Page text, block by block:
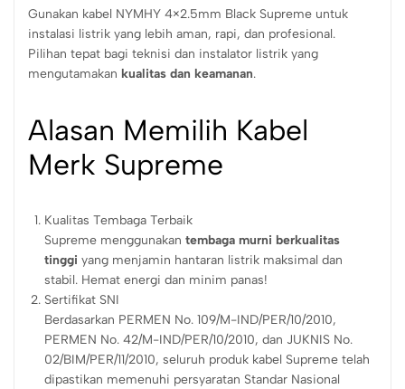
Gunakan kabel NYMHY 4×2.5mm Black Supreme untuk
instalasi listrik yang lebih aman, rapi, dan profesional.
Pilihan tepat bagi teknisi dan instalator listrik yang
mengutamakan kualitas dan keamanan.
Alasan Memilih Kabel
Merk Supreme
Kualitas Tembaga Terbaik
Supreme menggunakantembaga murni berkualitas
tinggi yang menjamin hantaran listrik maksimal dan
stabil. Hemat energi dan minim panas!
Sertifikat SNI
Berdasarkan PERMEN No. 109/M-IND/PER/10/2010,
PERMEN No. 42/M-IND/PER/10/2010, dan JUKNIS No.
02/BIM/PER/11/2010, seluruh produk kabel Supreme telah
dipastikan memenuhi persyaratan Standar Nasional